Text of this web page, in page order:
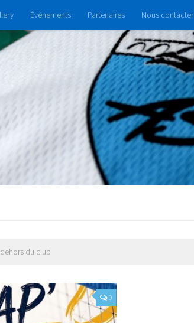
Évènements Partenaires Nous contacter
du club
0